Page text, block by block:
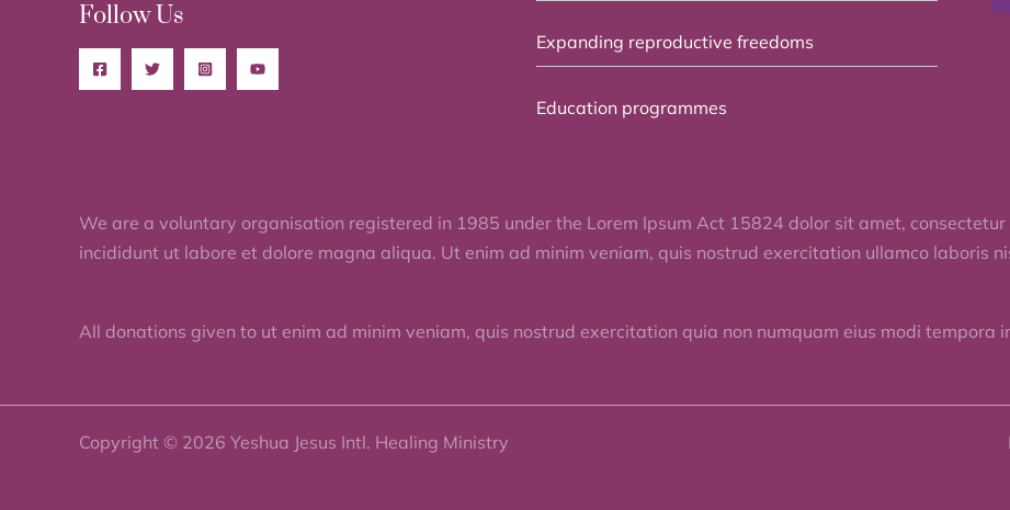
Follow Us
Expanding reproductive freedoms
Education programmes
We are a voluntary organisation registered in 1985 under the Lorem Ipsum Act 15824 dolor sit amet,
incididunt ut labore et dolore magna aliqua. Ut enim ad minim veniam, quis nostrud exercitation ullamco laboris
All donations given to ut enim ad minim veniam, quis nostrud exercitation quia non numquam eius modi tempora
Copyright © 2026 Yeshua Jesus Intl. Healing Ministry